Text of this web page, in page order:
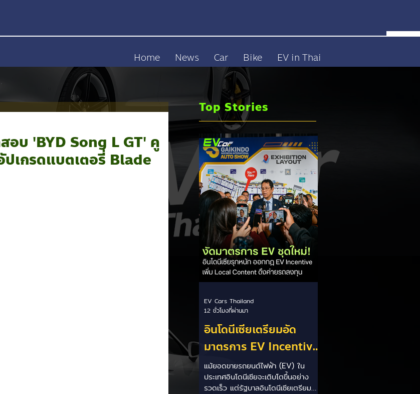
Home News Car Bike EV in Thai
บ 'BYD Song L GT' คู
ปเกรดแบตเตอรี่ Blade
Top Stories
อินโดนีเซียเตรียมอัด
มาตรการ EV Incentive
ชุดใหม่! บีบตั้งโรงงานและ
เพิ่ม Local Content ชิง
แม้ยอดขายรถยนต์ไฟฟ้า (EV) ใน
ประเทศอินโดนีเซียจะเติบโตขึ้นอย่าง
รวดเร็ว แต่รัฐบาลอินโดนีเซียเตรียม
EV Cars Thailand
12 ชั่วโมงที่ผ่านมา